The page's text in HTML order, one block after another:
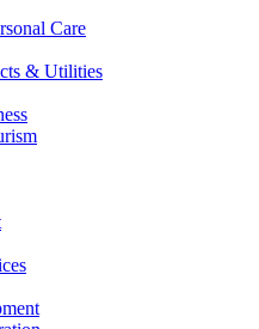
Care
& Utilities